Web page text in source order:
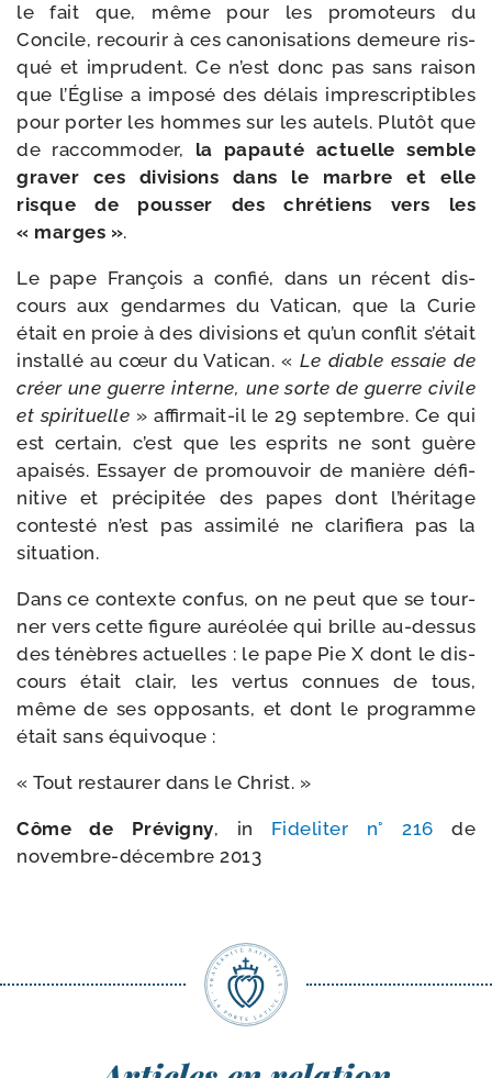
le fait que, même pour les pro­mo­teurs du
Concile, recou­rir à ces cano­ni­sa­tions demeure ris­
qué et impru­dent. Ce n’est donc pas sans rai­son
que l’Église a impo­sé des délais impres­crip­tibles
pour por­ter les hommes sur les autels. Plutôt que
de rac­com­mo­der, la papau­té actuelle semble
gra­ver ces divi­sions dans le marbre et elle
risque de pous­ser des chré­tiens vers les
« marges ».
Le pape François a confié, dans un récent dis­
cours aux gen­darmes du Vatican, que la Curie
était en proie à des divi­sions et qu’un conflit s’é­tait
ins­tal­lé au cœur du Vatican. « Le diable essaie de
créer une guerre interne, une sorte de guerre civile
et spi­ri­tuelle » affirmait-​il le 29 sep­tembre. Ce qui
est cer­tain, c’est que les esprits ne sont guère
apai­sés. Essayer de pro­mou­voir de manière défi­
ni­tive et pré­ci­pi­tée des papes dont l’hé­ri­tage
contes­té n’est pas assi­mi­lé ne cla­ri­fie­ra pas la
situation.
Dans ce contexte confus, on ne peut que se tour­
ner vers cette figure auréo­lée qui brille au-​dessus
des ténèbres actuelles : le pape Pie X dont le dis­
cours était clair, les ver­tus connues de tous,
même de ses oppo­sants, et dont le pro­gramme
était sans équivoque :
« Tout res­tau­rer dans le Christ. »
Côme de Prévigny, in Fideliter n° 216de
novembre-​décembre 2013